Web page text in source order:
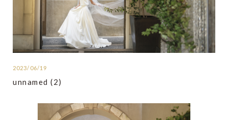
2023/06/19
unnamed (2)